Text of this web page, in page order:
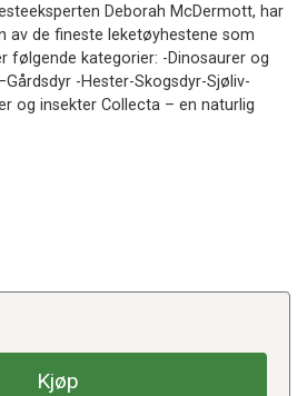
Deborah McDermott, har
av de fineste leketøyhestene som
følgende kategorier: -Dinosaurer og
-Hester-Skogsdyr-Sjøliv-
og insekter Collecta – en naturlig
Kjøp